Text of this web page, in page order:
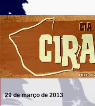
29 de março de 2013